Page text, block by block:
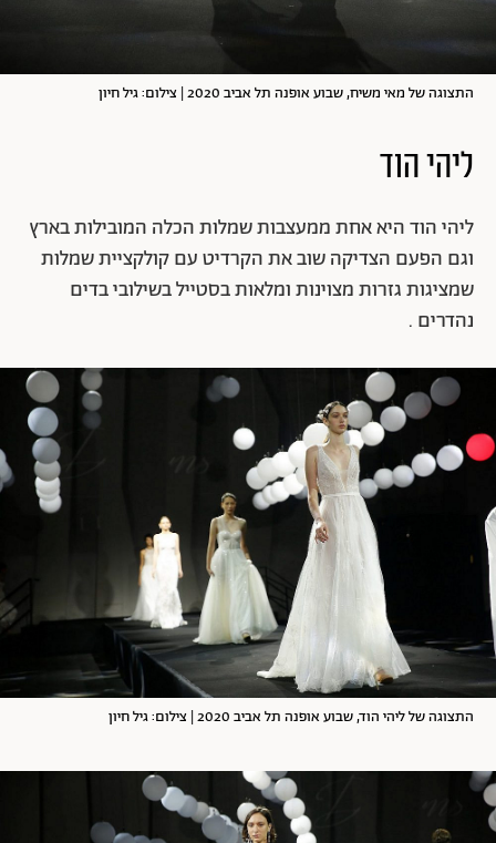
התצוגה של מאי משיח, שבוע אופנה תל אביב 2020 | צילום: גיל חיון
ליהי הוד
ליהי הוד היא אחת ממעצבות שמלות הכלה המובילות בארץ
וגם הפעם הצדיקה שוב את הקרדיט עם קולקציית שמלות
שמציגות גזרות מצוינות ומלאות בסטייל בשילובי בדים
נהדרים .
התצוגה של ליהי הוד, שבוע אופנה תל אביב 2020 | צילום: גיל חיון